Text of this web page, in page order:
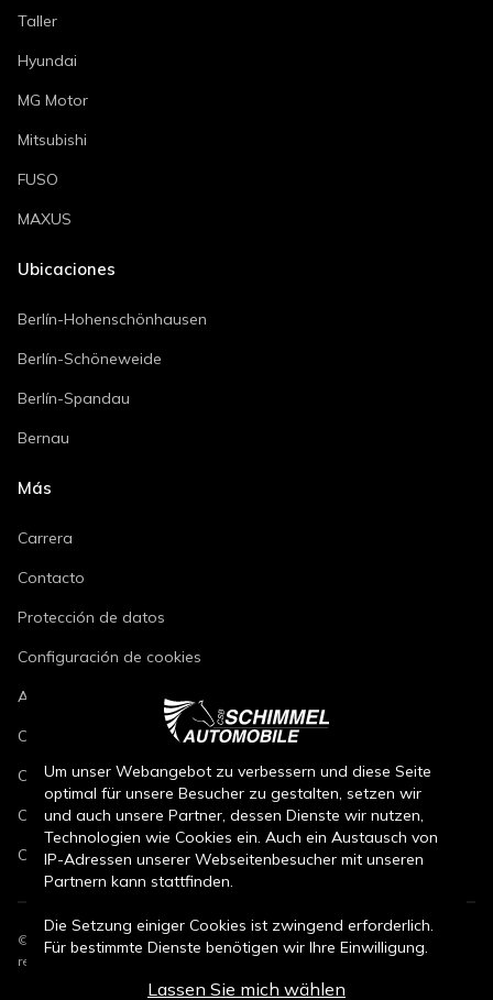
Taller
Hyundai
MG Motor
Mitsubishi
FUSO
MAXUS
Ubicaciones
Berlín-Hohenschönhausen
Berlín-Schöneweide
Berlín-Spandau
Bernau
Más
Carrera
Contacto
Protección de datos
Configuración de cookies
Aviso legal
Condiciones de reparación de vehículos
Condiciones de venta de vehículos nuevos
Condiciones de venta de vehículos usados
Condiciones de venta de piezas
© 2026
CSB Schimmel Automobile GmbH. Todos los derechos
reservados.
Um unser Webangebot zu verbessern und diese Seite
optimal für unsere Besucher zu gestalten, setzen wir
und auch unsere Partner, dessen Dienste wir nutzen,
Technologien wie Cookies ein. Auch ein Austausch von
IP-Adressen unserer Webseitenbesucher mit unseren
Partnern kann stattfinden.
Die Setzung einiger Cookies ist zwingend erforderlich.
Für bestimmte Dienste benötigen wir Ihre Einwilligung.
Durch den Klick auf „Alle Cookies akzeptieren“, willigen
Lassen Sie mich wählen